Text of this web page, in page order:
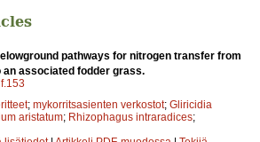
pathways for nitrogen transfer from
associated fodder grass.
; mykorritsasienten verkostot; Gliricidia
aristatum; Rhizophagus intraradices;